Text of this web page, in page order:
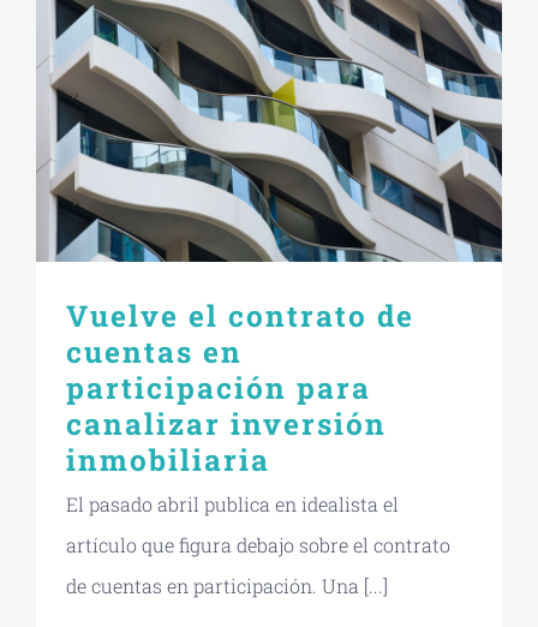
Contacto
Vuelve el contrato de
cuentas en
participación para
canalizar inversión
inmobiliaria
El pasado abril publica en idealista el
artículo que figura debajo sobre el contrato
de cuentas en participación. Una [...]